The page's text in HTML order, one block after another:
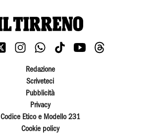
Redazione
Scriveteci
Pubblicità
Privacy
Codice Etico e Modello 231
Cookie policy